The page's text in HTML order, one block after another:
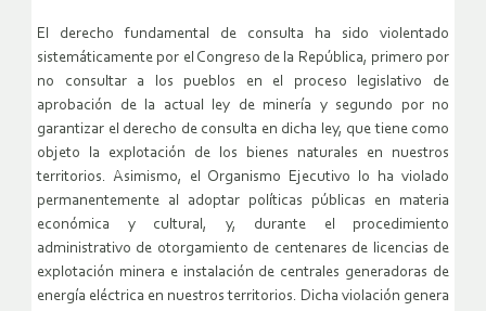
El derecho fundamental de consulta ha sido violentado
sistemáticamente por el Congreso de la República, primero por
no consultar a los pueblos en el proceso legislativo de
aprobación de la actual ley de minería y segundo por no
garantizar el derecho de consulta en dicha ley, que tiene como
objeto la explotación de los bienes naturales en nuestros
territorios. Asimismo, el Organismo Ejecutivo lo ha violado
permanentemente al adoptar políticas públicas en materia
económica y cultural, y, durante el procedimiento
administrativo de otorgamiento de centenares de licencias de
explotación minera e instalación de centrales generadoras de
energía eléctrica en nuestros territorios. Dicha violación genera